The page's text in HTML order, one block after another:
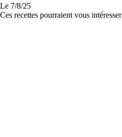
Le 7/8/25
Ces recettes pourraient vous intéresser